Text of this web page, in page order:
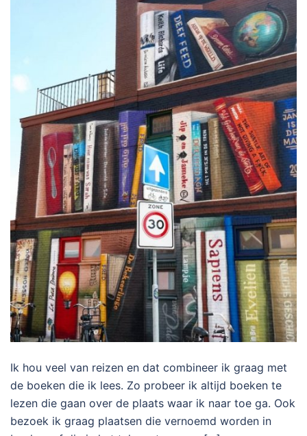
Ik hou veel van reizen en dat combineer ik graag met
de boeken die ik lees. Zo probeer ik altijd boeken te
lezen die gaan over de plaats waar ik naar toe ga. Ook
bezoek ik graag plaatsen die vernoemd worden in